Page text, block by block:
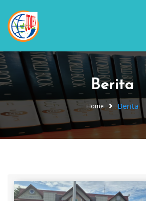
Berita
Home Berita